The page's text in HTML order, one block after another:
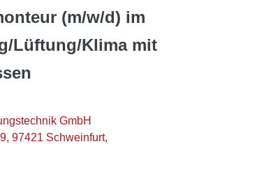
(m/w/d) im
Lüftung/Klima mit
GmbH
97421 Schweinfurt,